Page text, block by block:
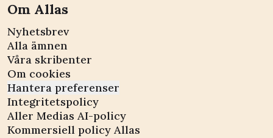
Om Allas
Nyhetsbrev
Alla ämnen
Våra skribenter
Om cookies
Hantera preferenser
Integritetspolicy
Aller Medias AI-policy
Kommersiell policy Allas